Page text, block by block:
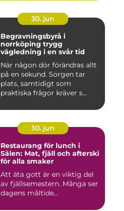
30. jun
Begravningsbyrå i
norrköping trygg
vägledning i en svår tid
När någon dör förändras allt
på en sekund. Sorgen tar
plats, samtidigt som
praktiska frågor kräver s...
30. jun
Restaurang för lunch i
Sälen: Mat, fjäll och afterski
för alla smaker
Att äta gott är en viktig del
av fjällsemestern. Många ser
dagens måltide...